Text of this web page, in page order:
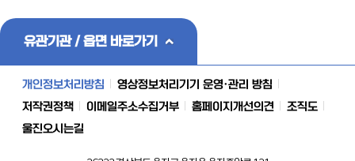
유관기관 / 읍면 바로가기
개인정보처리방침
영상정보처리기기 운영·관리 방침
저작권정책
이메일주소수집거부 홈페이지개선의견
조직도
울진오시는길